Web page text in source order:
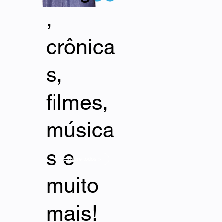
,
crônica
s,
filmes,
música
s e
muito
mais!
Explore todos >